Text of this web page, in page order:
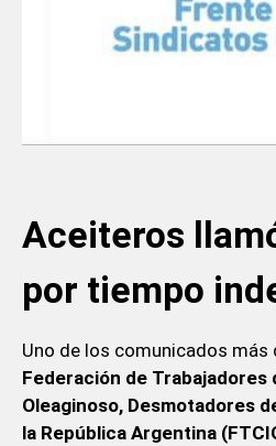
Aceiteros
por tiempo
Uno de los comunicados más
Federación de Trabajadores
Oleaginoso, Desmotadores
la República Argentina